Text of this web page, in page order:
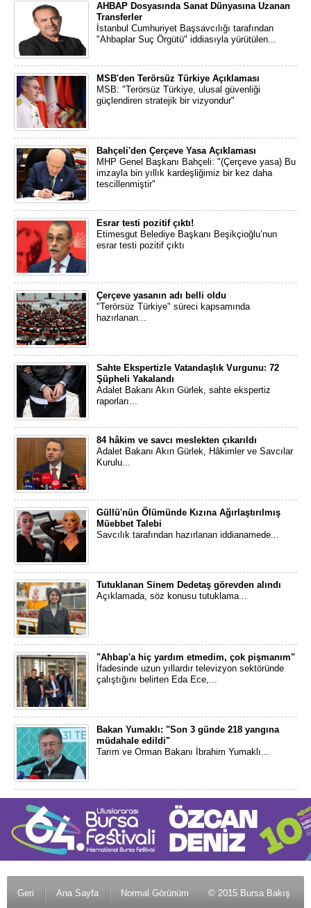
AHBAP Dosyasında Sanat Dünyasına Uzanan
Transferler
İstanbul Cumhuriyet Başsavcılığı tarafından
"Ahbaplar Suç Örgütü" iddiasıyla yürütülen...
MSB'den Terörsüz Türkiye Açıklaması
MSB: "Terörsüz Türkiye, ulusal güvenliği
güçlendiren stratejik bir vizyondur"
Bahçeli'den Çerçeve Yasa Açıklaması
MHP Genel Başkanı Bahçeli: "(Çerçeve yasa) Bu
imzayla bin yıllık kardeşliğimiz bir kez daha
tescillenmiştir"
Esrar testi pozitif çıktı!
Etimesgut Belediye Başkanı Beşikçioğlu’nun
esrar testi pozitif çıktı
Çerçeve yasanın adı belli oldu
"Terörsüz Türkiye" süreci kapsamında
hazırlanan...
Sahte Ekspertizle Vatandaşlık Vurgunu: 72
Şüpheli Yakalandı
Adalet Bakanı Akın Gürlek, sahte ekspertiz
raporları...
84 hâkim ve savcı meslekten çıkarıldı
Adalet Bakanı Akın Gürlek, Hâkimler ve Savcılar
Kurulu...
Güllü'nün Ölümünde Kızına Ağırlaştırılmış
Müebbet Talebi
Savcılık tarafından hazırlanan iddianamede...
Tutuklanan Sinem Dedetaş görevden alındı
Açıklamada, söz konusu tutuklama...
"Ahbap'a hiç yardım etmedim, çok pişmanım"
İfadesinde uzun yıllardır televizyon sektöründe
çalıştığını belirten Eda Ece,...
Bakan Yumaklı: "Son 3 günde 218 yangına
müdahale edildi"
Tarım ve Orman Bakanı İbrahim Yumaklı...
Geri Ana Sayfa Normal Görünüm © 2015 Bursa Bakış